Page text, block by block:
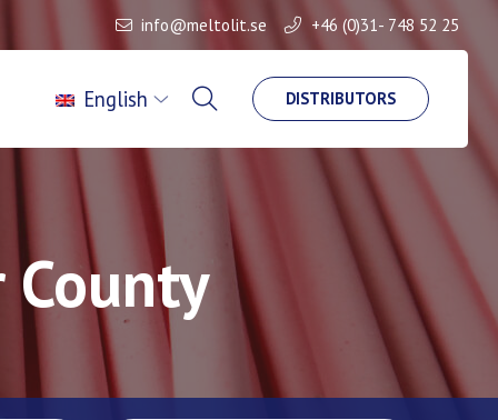
info@meltolit.se +46 (0)31- 748 52 25
DISTRIBUTORS
English